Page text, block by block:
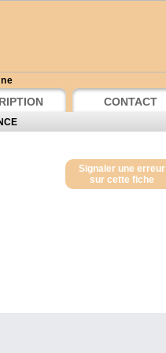
CONTACT
Signaler une erreur
sur cette fiche